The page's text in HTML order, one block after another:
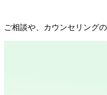
ご相談や、カウンセリング